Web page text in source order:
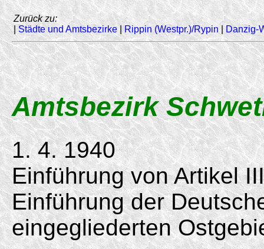
Zurück zu:
| Städte und Amtsbezirke|Rippin (Westpr.)/Rypin Danzig-
Amtsbezirk
1. 4. 1940
Einführung von Artikel III
Einführung der
eingegliederten